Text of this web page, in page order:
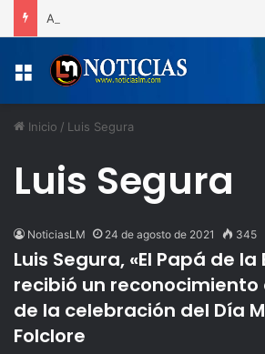
Menú
Inicio / Luis Segura
Luis Segura
NoticiasLM 24 de agosto de 2021 345
Luis Segura, «El Papá de
recibió un
de la celebración del Día
Folclore